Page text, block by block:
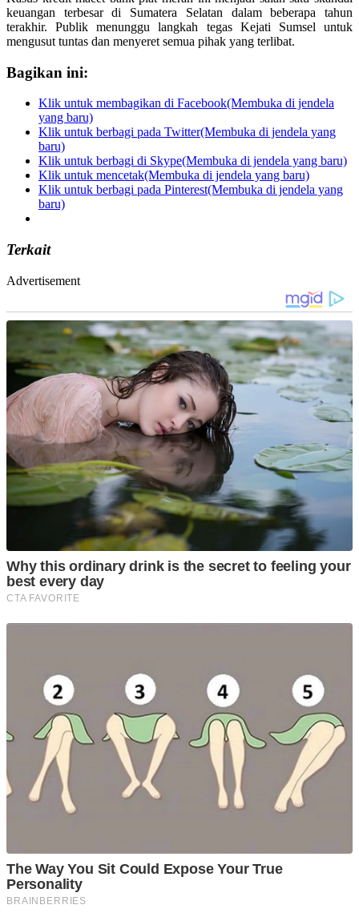
keuangan terbesar di Sumatera Selatan dalam beberapa tahun
terakhir. Publik menunggu langkah tegas Kejati Sumsel untuk
mengusut tuntas dan menyeret semua pihak yang terlibat.
Bagikan ini:
Klik untuk membagikan di Facebook(Membuka di jendela
yang baru)
Klik untuk berbagi pada Twitter(Membuka di jendela yang
baru)
Klik untuk berbagi di Skype(Membuka di jendela yang baru)
Klik untuk mencetak(Membuka di jendela yang baru)
Klik untuk berbagi pada Pinterest(Membuka di jendela yang
baru)
Terkait
Advertisement